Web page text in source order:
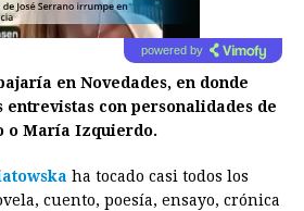
powered by
en Novedades, en donde
con personalidades de
o María Izquierdo.
ha tocado casi todos los
cuento, poesía, ensayo, crónica